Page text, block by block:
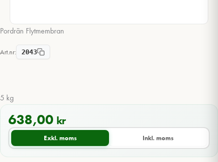
Pordrän Flytmembran
Art.nr: 2043
5 kg
638,00 kr
Exkl. moms Inkl. moms